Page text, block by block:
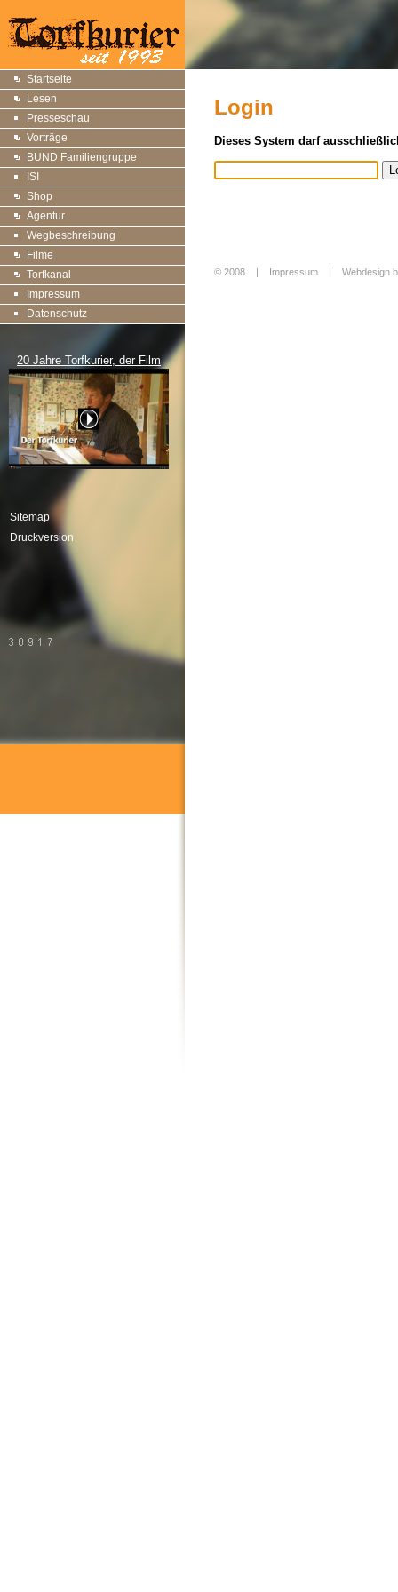
Startseite
Lesen
Presseschau
Vorträge
BUND Familiengruppe
ISI
Shop
Agentur
Wegbeschreibung
Filme
Torfkanal
Impressum
Datenschutz
20 Jahre Torfkurier, der Film
Sitemap
Druckversion
Login
Dieses System darf
© 2008 | Impressum Webdesign